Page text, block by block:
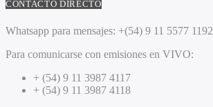
CONTACTO DIRECTO
Whatsapp para mensajes: +(54) 9 11 5577 1192
Para comunicarse con emisiones en VIVO:
+ (54) 9 11 3987 4117
+ (54) 9 11 3987 4118